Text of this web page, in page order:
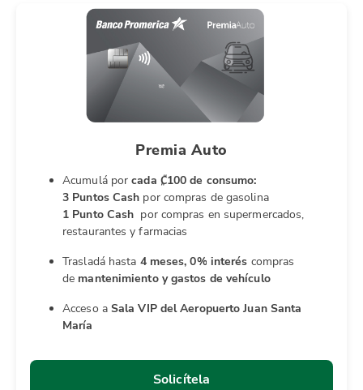
Premia Auto
Acumulá porcada ₡100 de consumo:
3 Puntos Cash por compras de gasolina
1 Punto Cash por compras en supermercados,
restaurantes y farmacias
Trasladá hasta 4 meses, 0% interés compras
de mantenimiento y gastos de vehículo
Acceso a Sala VIP del Aeropuerto Juan Santa
María
Solicítela